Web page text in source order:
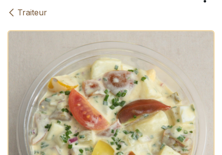
Traiteur